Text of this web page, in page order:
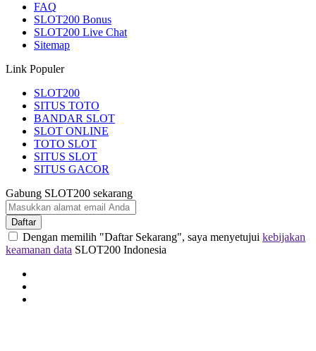
FAQ
SLOT200 Bonus
SLOT200 Live Chat
Sitemap
Link Populer
SLOT200
SITUS TOTO
BANDAR SLOT
SLOT ONLINE
TOTO SLOT
SITUS SLOT
SITUS GACOR
Gabung SLOT200 sekarang
Daftar
Dengan memilih "Daftar Sekarang", saya menyetujui kebijakan
keamanan data SLOT200 Indonesia